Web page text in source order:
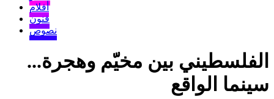
أفلام
فنون
نصوص
الفلسطيني بين مخيّم وهجرة...
سينما الواقع